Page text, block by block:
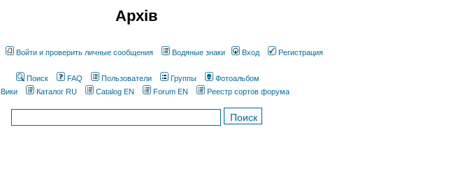
Архів
Войти и проверить личные сообщения Водяные знаки Вход Регистрация
Поиск FAQ Пользователи Группы
Фотоальбом
Вики
Каталог RU Catalog EN Forum EN Реестр сортов форума